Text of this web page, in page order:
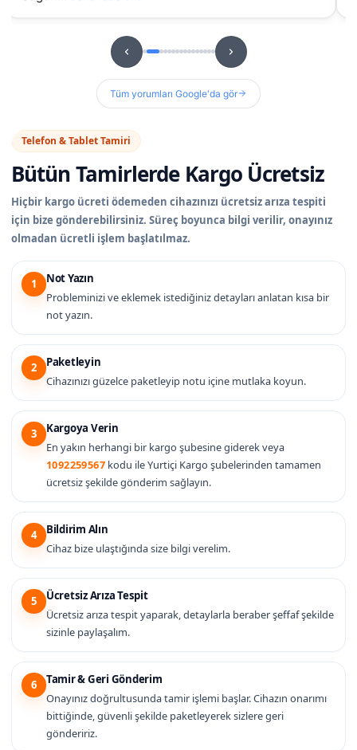
Tüm yorumları Google'da gör
Telefon & Tablet Tamiri
Bütün Tamirlerde Kargo Ücretsiz
Hiçbir kargo ücreti ödemeden cihazınızı ücretsiz arıza tespiti
için bize gönderebilirsiniz. Süreç boyunca bilgi verilir, onayınız
olmadan ücretli işlem başlatılmaz.
1
Not Yazın
Probleminizi ve eklemek istediğiniz detayları anlatan kısa bir
not yazın.
2
Paketleyin
Cihazınızı güzelce paketleyip notu içine mutlaka koyun.
3
Kargoya Verin
En yakın herhangi bir kargo şubesine giderek veya
1092259567 kodu ile Yurtiçi Kargo şubelerinden tamamen
ücretsiz şekilde gönderim sağlayın.
4
Bildirim Alın
Cihaz bize ulaştığında size bilgi verelim.
5
Ücretsiz Arıza Tespit
Ücretsiz arıza tespit yaparak, detaylarla beraber şeffaf şekilde
sizinle paylaşalım.
6
Tamir & Geri Gönderim
Onayınız doğrultusunda tamir işlemi başlar. Cihazın onarımı
bittiğinde, güvenli şekilde paketleyerek sizlere geri
göndeririz.